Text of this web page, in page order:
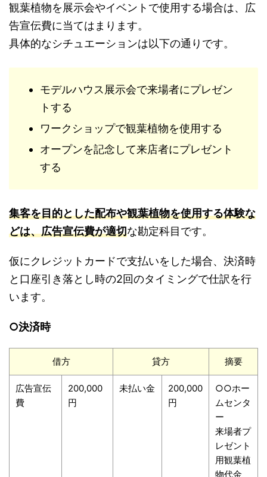
観葉植物を展示会やイベントで使用する場合は、広
告宣伝費に当てはまります。
具体的なシチュエーションは以下の通りです。
モデルハウス展示会で来場者にプレゼン
トする
ワークショップで観葉植物を使用する
オープンを記念して来店者にプレゼント
する
集客を目的とした配布や観葉植物を使用する体験な
どは、広告宣伝費が適切な勘定科目です。
仮にクレジットカードで支払いをした場合、決済時
と口座引き落とし時の2回のタイミングで仕訳を行
います。
○決済時
借方 貸方 摘要
広告宣伝
費
200,000
円
未払い金
200,000
円
○○ホー
ムセンタ
ー
来場者プ
レゼント
用観葉植
物代金